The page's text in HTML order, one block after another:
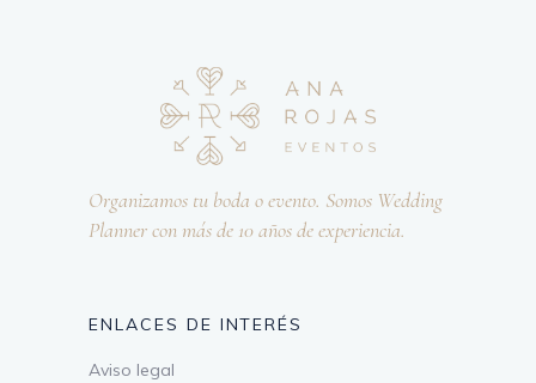
Organizamos tu boda o evento. Somos Wedding
Planner con más de 10 años de experiencia.
ENLACES DE INTERÉS
Aviso legal